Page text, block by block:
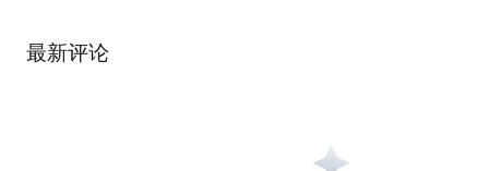
最新评论